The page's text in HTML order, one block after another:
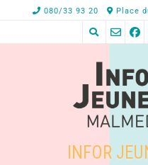
080/33 93 20 Place
INFOR